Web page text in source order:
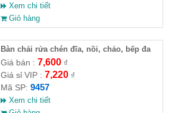
Xem chi tiết
Giỏ hàng
Bàn chải rửa chén đĩa, nồi, chảo, bếp đa
năng 27x6cm
Giá bán : 7,600₫
Giá sỉ VIP : 7,220₫
Mã SP: 9457
Xem chi tiết